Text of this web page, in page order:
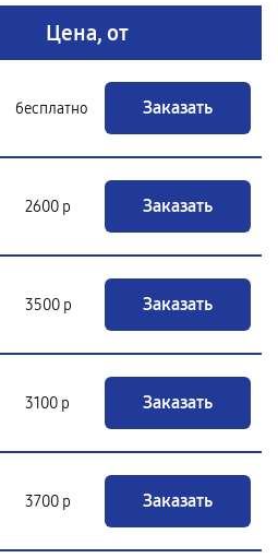
Цена, от
бесплатно Заказать
2600 р Заказать
3500 р Заказать
3100 р Заказать
3700 р Заказать